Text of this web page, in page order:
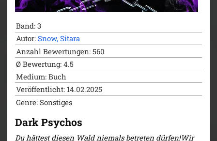
Band: 3
Autor: Snow, Sitara
Anzahl Bewertungen: 560
Ø Bewertung: 4.5
Medium: Buch
Veröffentlicht: 14.02.2025
Genre: Sonstiges
Dark Psychos
Du hättest diesen Wald niemals betreten dürfen!Wir